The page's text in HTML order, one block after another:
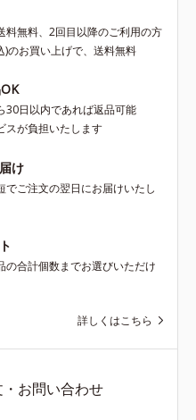
料無料、2回目以降のご利用の方
のお買い上げで、送料無料
30日以内であれば返品可能
が負担いたします
け
でご注文の翌日にお届けいたし
の合計個数までお選びいただけ
詳しくはこちら
お問い合わせ